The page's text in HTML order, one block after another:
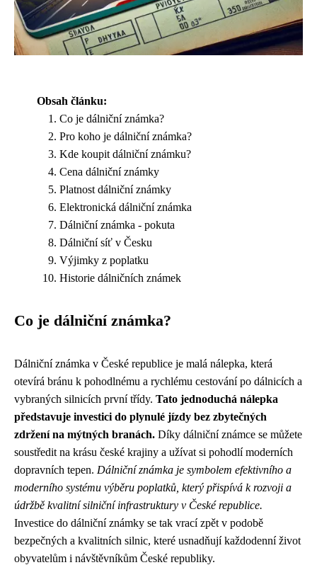
Obsah článku:
Co je dálniční známka?
Pro koho je dálniční známka?
Kde koupit dálniční známku?
Cena dálniční známky
Platnost dálniční známky
Elektronická dálniční známka
Dálniční známka - pokuta
Dálniční síť v Česku
Výjimky z poplatku
Historie dálničních známek
Co je dálniční známka?
Dálniční známka v České republice je malá nálepka, která
otevírá bránu k pohodlnému a rychlému cestování po dálnicích a
vybraných silnicích první třídy. Tato jednoduchá nálepka
představuje investici do plynulé jízdy bez zbytečných
zdržení na mýtných branách. Díky dálniční známce se můžete
soustředit na krásu české krajiny a užívat si pohodlí moderních
dopravních tepen. Dálniční známka je symbolem efektivního a
moderního systému výběru poplatků, který přispívá k rozvoji a
údržbě kvalitní silniční infrastruktury v České republice.
Investice do dálniční známky se tak vrací zpět v podobě
bezpečných a kvalitních silnic, které usnadňují každodenní život
obyvatelům i návštěvníkům České republiky.